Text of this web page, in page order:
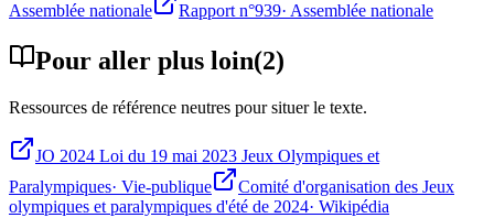
Assemblée nationale
Rapport n°939· Assemblée nationale
Pour aller plus loin(2)
Ressources de référence neutres pour situer le texte.
JO 2024 Loi du 19 mai 2023 Jeux Olympiques et
Paralympiques· Vie-publique
Comité d'organisation des Jeux
olympiques et paralympiques d'été de 2024· Wikipédia